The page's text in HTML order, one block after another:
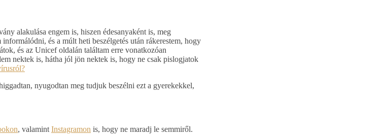
alakulása engem is, hiszen édesanyaként is, meg
és a múlt heti beszélgetés után rákerestem, hogy
és az Unicef oldalán találtam erre vonatkozóan
nektek is, hátha jól jön nektek is, hogy ne csak pislogjatok
nyugodtan meg tudjuk beszélni ezt a gyerekekkel,
, valamint Instagramon is, hogy ne maradj le semmiről.